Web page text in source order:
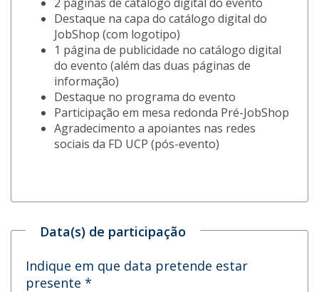
Destaque na capa do catálogo digital do
JobShop (com logotipo)
1 página de publicidade no catálogo digital
do evento (além das duas páginas de
informação)
Destaque no programa do evento
Participação em mesa redonda Pré-JobShop
Agradecimento a apoiantes nas redes
sociais da FD UCP (pós-evento)
Data(s) de participação
Indique em que data pretende estar
presente *